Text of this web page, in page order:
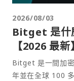
2026/08/03
Bitget 是什
【2026 最新】
Bitget 是一間加
年並在全球 100